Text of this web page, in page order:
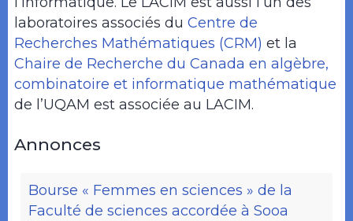
laboratoires associés du Centre de
Recherches Mathématiques (CRM) et la
Chaire de Recherche du Canada en algèbre,
combinatoire et informatique mathématique
de l’UQAM est associée au LACIM.
Annonces
Bourse « Femmes en sciences » de la
Faculté de sciences accordée à Sooa